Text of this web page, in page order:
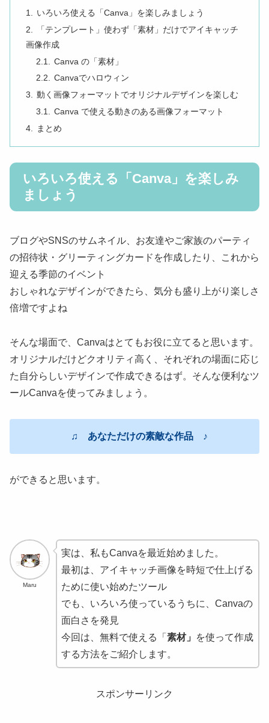
いろいろ使える「Canva」を楽しみましょう
「テンプレート」使わず「素材」だけでアイキャッチ
画像作成
Canva の「素材」
Canvaでハロウィン
動く画像フォーマットでオリジナルデザインを楽しむ
Canva で使える動きのある画像フォーマット
まとめ
いろいろ使える「Canva」を楽しみ
ましょう
ブログやSNSのサムネイル、お友達やご家族のパーティ
の招待状・グリーティングカードを作成したり、これから
迎える季節のイベント
おしゃれなデザインができたら、気分も盛り上がり楽しさ
倍増ですよね
そんな場面で、Canvaはとてもお役に立てると思います。
オリジナルだけどクオリティ高く、それぞれの場面に応じ
た自分らしいデザインで作成できるはず。そんな便利なツ
ールCanvaを使ってみましょう。
♫ あなただけの素敵な作品 ♪
ができると思います。
Maru
実は、私もCanvaを最近始めました。
最初は、アイキャッチ画像を時短で仕上げる
ために使い始めたツール
でも、いろいろ使っているうちに、Canvaの
面白さを発見
今回は、無料で使える「 素材」
を使って作成
する方法をご紹介します。
スポンサーリンク